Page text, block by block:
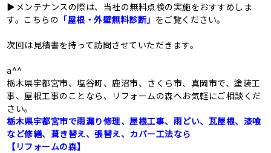
▶メンテナンスの際は、当社の無料点検の実施をおすすめしま
す。こちらの 「屋根・外壁無料診断」 をご覧ください。
次回は見積書を持って訪問させていただきます。
a^^
栃木県宇都宮市、塩谷町、鹿沼市、さくら市、真岡市で、塗装工
事、屋根工事のことなら、リフォームの森へお気軽にご相談くだ
さい。
栃木県宇都宮市で雨漏り修理、屋根工事、雨どい、瓦屋根、漆喰
など修繕、葺き替え、張替え、カバー工法なら
【リフォームの森】